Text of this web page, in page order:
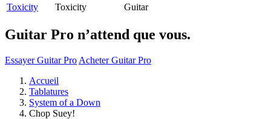
Toxicity
Toxicity Guitar
Guitar Pro n’attend que vous.
Essayer Guitar Pro Acheter Guitar Pro
Accueil
Tablatures
System of a Down
Chop Suey!